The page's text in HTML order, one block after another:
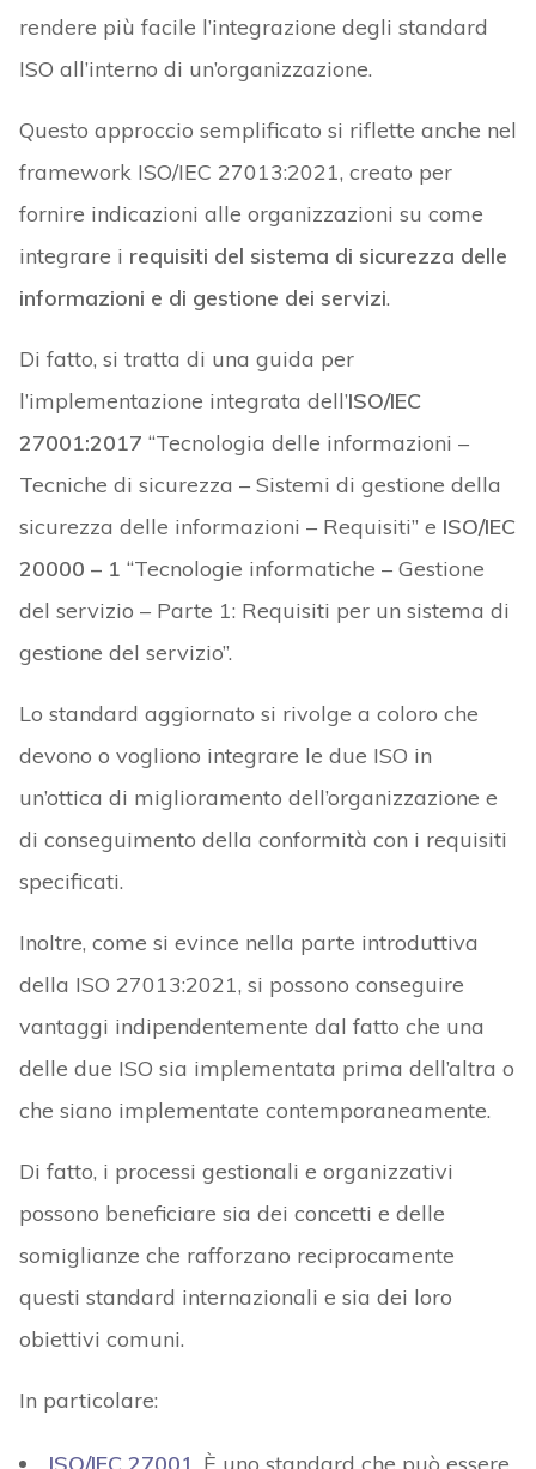
rendere più facile l’integrazione degli standard
ISO all’interno di un’organizzazione.
Questo approccio semplificato si riflette anche nel
framework ISO/IEC 27013:2021, creato per
fornire indicazioni alle organizzazioni su come
integrare i requisiti del sistema di sicurezza delle
informazioni e di gestione dei servizi.
Di fatto, si tratta di una guida per
l’implementazione integrata dell’ISO/IEC
27001:2017 “Tecnologia delle informazioni –
Tecniche di sicurezza – Sistemi di gestione della
sicurezza delle informazioni – Requisiti” e ISO/IEC
20000 – 1 “Tecnologie informatiche – Gestione
del servizio – Parte 1: Requisiti per un sistema di
gestione del servizio”.
Lo standard aggiornato si rivolge a coloro che
devono o vogliono integrare le due ISO in
un’ottica di miglioramento dell’organizzazione e
di conseguimento della conformità con i requisiti
specificati.
Inoltre, come si evince nella parte introduttiva
della ISO 27013:2021, si possono conseguire
vantaggi indipendentemente dal fatto che una
delle due ISO sia implementata prima dell’altra o
che siano implementate contemporaneamente.
Di fatto, i processi gestionali e organizzativi
possono beneficiare sia dei concetti e delle
somiglianze che rafforzano reciprocamente
questi standard internazionali e sia dei loro
obiettivi comuni.
In particolare: